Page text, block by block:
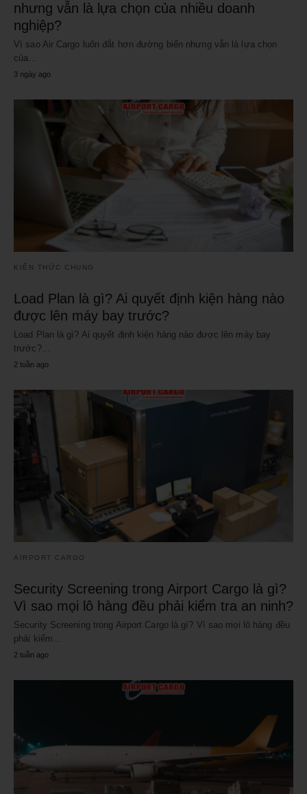
nhưng vẫn là lựa chọn của nhiều doanh
nghiệp?
Vì sao Air Cargo luôn đắt hơn đường biển nhưng vẫn là lựa chọn
của…
3 ngày ago
KIẾN THỨC CHUNG
Load Plan là gì? Ai quyết định kiện hàng nào
được lên máy bay trước?
Load Plan là gì? Ai quyết định kiện hàng nào được lên máy bay
trước?…
2 tuần ago
AIRPORT CARGO
Security Screening trong Airport Cargo là gì?
Vì sao mọi lô hàng đều phải kiểm tra an ninh?
Security Screening trong Airport Cargo là gì? Vì sao mọi lô hàng đều
phải kiểm…
2 tuần ago